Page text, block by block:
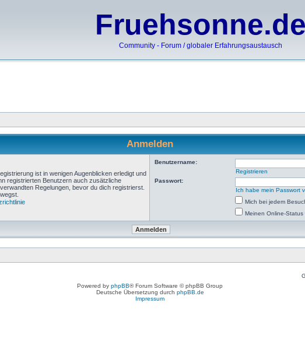
Fruehsonne.de
Community - Forum / globaler Erfahrungsaustausch
Anmelden
ist in wenigen Augenblicken erledigt und
registrierten Benutzern auch zusätzliche
Regelungen, bevor du dich registrierst.
Benutzername:
Registrieren
Passwort:
Ich habe mein Passwort
Mich bei jedem
Meinen Online-
Powered by phpBB® Forum Software © phpBB Group
Deutsche Übersetzung durch phpBB.de
Impressum